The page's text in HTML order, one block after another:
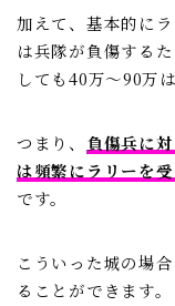
加えて、基本的に
は兵隊が負傷する
しても40万～90万
つまり、 負傷兵に
は頻繁にラリーを
です。
こういった城の場
ることができます。